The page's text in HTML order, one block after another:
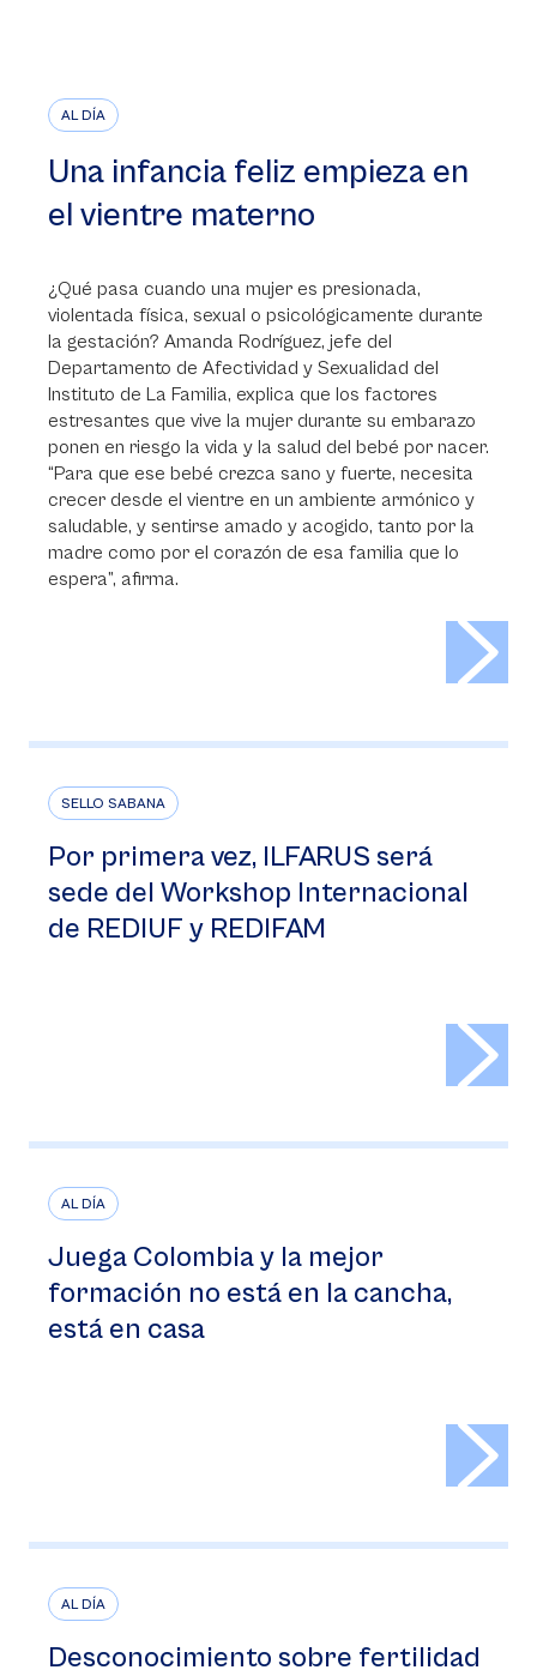
AL DÍA
Una infancia feliz empieza en
el vientre materno
¿Qué pasa cuando una mujer es presionada,
violentada física, sexual o psicológicamente durante
la gestación? Amanda Rodríguez, jefe del
Departamento de Afectividad y Sexualidad del
Instituto de La Familia, explica que los factores
estresantes que vive la mujer durante su embarazo
ponen en riesgo la vida y la salud del bebé por nacer.
“Para que ese bebé crezca sano y fuerte, necesita
crecer desde el vientre en un ambiente armónico y
saludable, y sentirse amado y acogido, tanto por la
madre como por el corazón de esa familia que lo
espera”, afirma.
SELLO SABANA
Por primera vez, ILFARUS será
sede del Workshop Internacional
de REDIUF y REDIFAM
AL DÍA
Juega Colombia y la mejor
formación no está en la cancha,
está en casa
AL DÍA
Desconocimiento sobre fertilidad